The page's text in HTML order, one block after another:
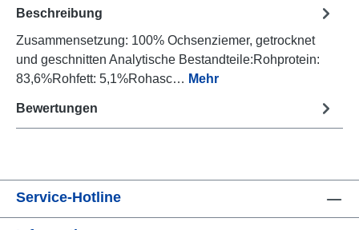
Beschreibung
Zusammensetzung: 100% Ochsenziemer, getrocknet
und geschnitten Analytische Bestandteile:Rohprotein:
83,6%Rohfett: 5,1%Rohasc… Mehr
Bewertungen
Service-Hotline